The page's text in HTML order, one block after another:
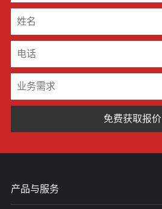
免费获取报价
产品与服务